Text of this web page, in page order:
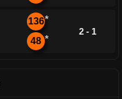
136*
48 *
2 - 1